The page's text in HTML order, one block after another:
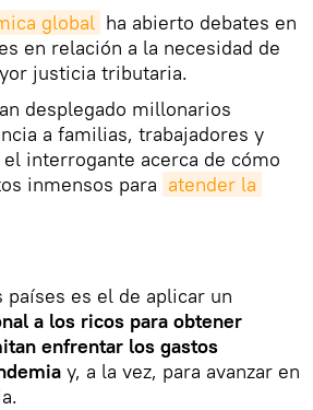
global ha abierto debates en
en relación a la necesidad de
justicia tributaria.
desplegado millonarios
a familias, trabajadores y
interrogante acerca de cómo
inmensos para atender la
países es el de aplicar un
a los ricos para obtener
enfrentar los gastos
y, a la vez, para avanzar en